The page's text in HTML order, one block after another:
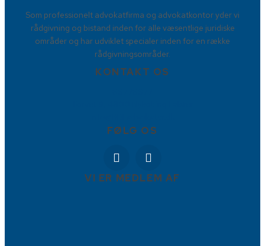
Som professionelt advokatfirma og advokatkontor yder vi
rådgivning og bistand inden for alle væsentlige juridiske
områder og har udviklet specialer inden for en række
rådgivningsområder.
KONTAKT OS
FØLG OS
VI ER MEDLEM AF